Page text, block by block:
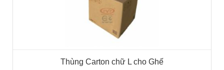
Thùng Carton chữ L cho Ghế